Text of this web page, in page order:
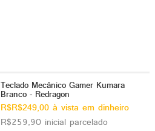
Teclado Mecânico Gamer Kumara
Branco - Redragon
R$R$249,00 à vista em dinheiro
R$259,90 inicial parcelado